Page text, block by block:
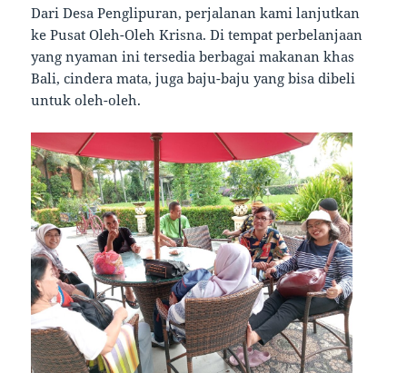
Dari Desa Penglipuran, perjalanan kami lanjutkan
ke Pusat Oleh-Oleh Krisna. Di tempat perbelanjaan
yang nyaman ini tersedia berbagai makanan khas
Bali, cindera mata, juga baju-baju yang bisa dibeli
untuk oleh-oleh.